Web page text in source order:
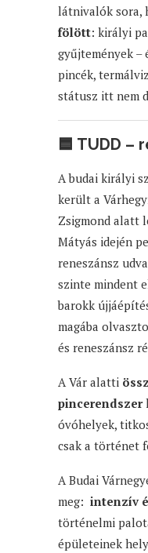
látnivalók sora,
fölött: királyi
gyűjtemények –
pincék,
státusz itt nem
🟦 TUDD –
A budai királyi
került a
Zsigmond alatt
Mátyás idején
reneszánsz
szinte mindent
barokk
magába
és reneszánsz
A Vár alatti
pincerendszer
óvóhelyek,
csak a történet
A Budai
meg: intenzív
történelmi
épületeinek